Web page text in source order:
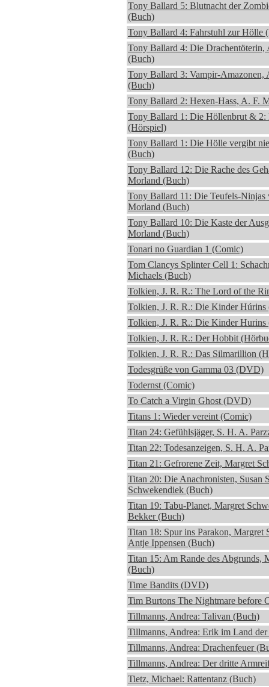
Tony Ballard 5: Blutnacht der
(Buch)
Tony Ballard 4: Fahrstuhl zur Hölle
Tony Ballard 4: Die Drachentöterin,
(Buch)
Tony Ballard 3: Vampir-Amazonen,
(Buch)
Tony Ballard 2: Hexen-Hass, A. F.
Tony Ballard 1: Die Höllenbrut &
(Hörspiel)
Tony Ballard 1: Die Hölle vergibt
(Buch)
Tony Ballard 12: Die Rache des
Morland (Buch)
Tony Ballard 11: Die Teufels-Ninjas
Morland (Buch)
Tony Ballard 10: Die Kaste der
Morland (Buch)
Tonari no Guardian 1 (Comic)
Tom Clancys Splinter Cell 1:
Michaels (Buch)
Tolkien, J. R. R.: The Lord of the
Tolkien, J. R. R.: Die Kinder Húrins
Tolkien, J. R. R.: Die Kinder Hurins
Tolkien, J. R. R.: Der Hobbit
Tolkien, J. R. R.: Das Silmarillion
Todesgrüße von Gamma 03 (DVD)
Todernst (Comic)
To Catch a Virgin Ghost (DVD)
Titans 1: Wieder vereint (Comic)
Titan 24: Gefühlsjäger, S. H. A.
Titan 22: Todesanzeigen, S. H. A.
Titan 21: Gefrorene Zeit, Margret
Titan 20: Die Anachronisten, Susan
Schwekendiek (Buch)
Titan 19: Tabu-Planet, Margret
Bekker (Buch)
Titan 18: Spur ins Parakon, Margret
Antje Ippensen (Buch)
Titan 15: Am Rande des Abgrunds,
(Buch)
Time Bandits (DVD)
Tim Burtons The Nightmare before
Tillmanns, Andrea: Talivan (Buch)
Tillmanns, Andrea: Erik im Land
Tillmanns, Andrea: Drachenfeuer
Tillmanns, Andrea: Der dritte
Tietz, Michael: Rattentanz (Buch)